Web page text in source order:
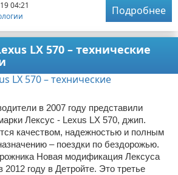
04:21
Подробнее
LX 570 – технические
в 2007 году представили
Лексус - Lexus LX 570, джип.
качеством, надежностью и полным
– поездки по бездорожью.
Новая модификация Лексуса
году в Детройте. Это третье